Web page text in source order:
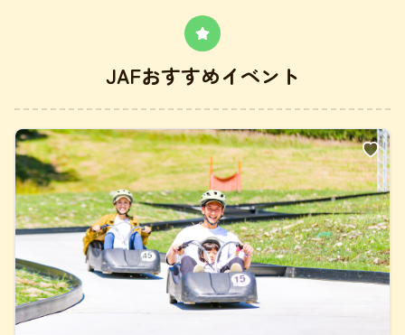
JAFおすすめイベント